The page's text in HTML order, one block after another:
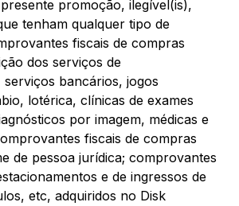
promoção, ilegível(is),
tenham qualquer tipo de
fiscais de compras
dos serviços de
bancários, jogos
lotérica, clínicas de exames
por imagem, médicas e
fiscais de compras
de pessoa jurídica; comprovantes
e de ingressos de
etc, adquiridos no Disk